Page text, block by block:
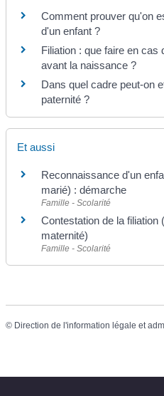
Comment prouver qu'on
d'un enfant ?
Filiation : que faire en cas
avant la naissance ?
Dans quel cadre peut-on
paternité ?
Et aussi
Reconnaissance d'un
marié) : démarche
Famille - Scolarité
Contestation de la filiation
maternité)
Famille - Scolarité
© Direction de l'information légale et